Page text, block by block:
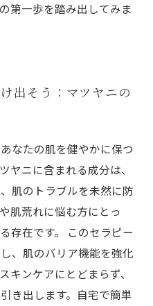
第一歩を踏み出してみま
出そう：マツヤニの
なたの肌を健やかに保つ
ヤニに含まれる成分は、
肌のトラブルを未然に防
肌荒れに悩む方にとっ
存在です。 このセラピー
、肌のバリア機能を強化
キンケアにとどまらず、
き出します。自宅で簡単